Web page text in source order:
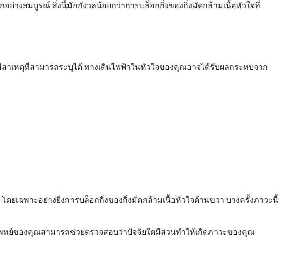
างสมบูรณ์ สิ่งนี้มักกังวลน้อยกว่าการบล็อกกิ่งของกิ่งมัดกล้ามเนื้อหัวใจที่
เหตุที่สามารถระบุได้ ทางเดินไฟฟ้าในหัวใจของคุณอาจได้รับผลกระทบจาก
ยเฉพาะอย่างยิ่งการบล็อกกิ่งของกิ่งมัดกล้ามเนื้อหัวใจด้านขวา บางครั้งภาวะนี้
ทย์ของคุณสามารถช่วยตรวจสอบว่าปัจจัยใดมีส่วนทำให้เกิดภาวะของคุณ